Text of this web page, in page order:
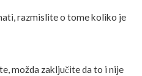
razmislite o tome koliko je
možda zaključite da to i nije